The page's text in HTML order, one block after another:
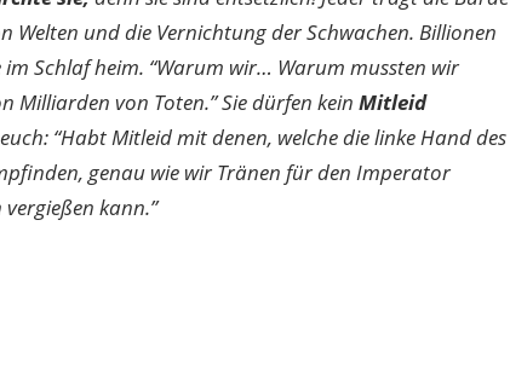
und die Vernichtung der Schwachen. Billionen
Schlaf heim. “Warum wir… Warum mussten wir
Milliarden von Toten.” Sie dürfen kein Mitleid
“Habt Mitleid mit denen, welche die linke Hand des
genau wie wir Tränen für den Imperator
kann.”